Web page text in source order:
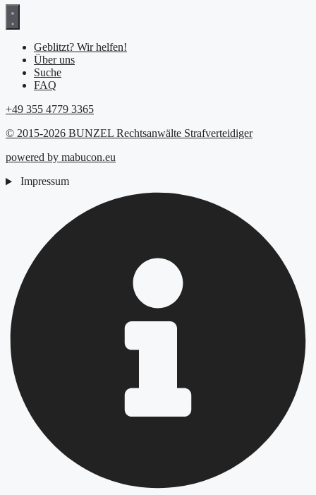
Geblitzt? Wir helfen!
Über uns
Suche
FAQ
+49 355 4779 3365
© 2015-2026 BUNZEL Rechtsanwälte Strafverteidiger
powered by mabucon.eu
Impressum